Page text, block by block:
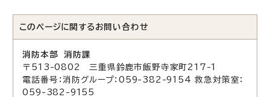
このページに関する お問い合わせ
消防本部 消防課
〒513-0802 三重県鈴鹿市飯野寺家町217-1
電話番号：消防グループ：059-382-9154 救急対策室：
059-382-9155